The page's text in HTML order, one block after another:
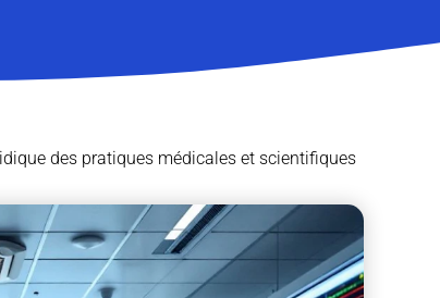
des pratiques médicales et scientifiques